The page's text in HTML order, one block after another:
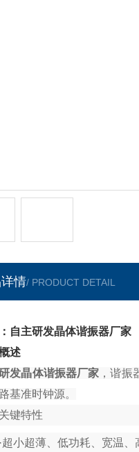
情/ PRODUCT DETAIL
自主研发晶体谐振器厂家
述
发晶体谐振器厂家 ，谐
基准时钟源。
键特性
超小超薄、低功耗、宽温、